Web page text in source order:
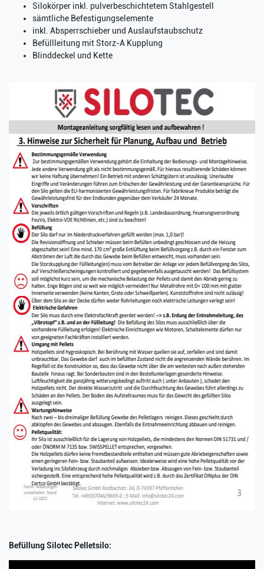
Silokörper inkl. pulverbeschichtetem Stahlgestell
sämtliche Befestigungselemente
inkl. Absperrschieber und Auslaufstaubschutz
Befüllleitung mit Storz-A Kupplung
Blinddeckel und Kette
Befüllung Silotec Pelletsilo: